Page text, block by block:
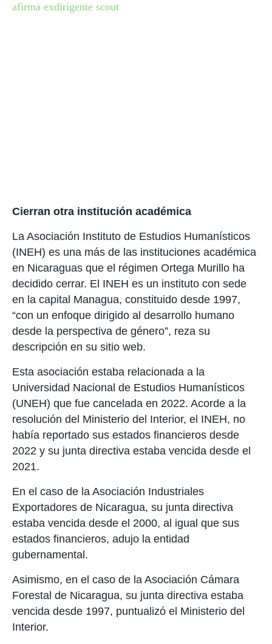
afirma exdirigente scout
Cierran otra institución académica
La Asociación Instituto de Estudios Humanísticos
(INEH) es una más de las instituciones académica
en Nicaraguas que el régimen Ortega Murillo ha
decidido cerrar. El INEH es un instituto con sede
en la capital Managua, constituido desde 1997,
“con un enfoque dirigido al desarrollo humano
desde la perspectiva de género”, reza su
descripción en su sitio web.
Esta asociación estaba relacionada a la
Universidad Nacional de Estudios Humanísticos
(UNEH) que fue cancelada en 2022. Acorde a la
resolución del Ministerio del Interior, el INEH, no
había reportado sus estados financieros desde
2022 y su junta directiva estaba vencida desde el
2021.
En el caso de la Asociación Industriales
Exportadores de Nicaragua, su junta directiva
estaba vencida desde el 2000, al igual que sus
estados financieros, adujo la entidad
gubernamental.
Asimismo, en el caso de la Asociación Cámara
Forestal de Nicaragua, su junta directiva estaba
vencida desde 1997, puntualizó el Ministerio del
Interior.